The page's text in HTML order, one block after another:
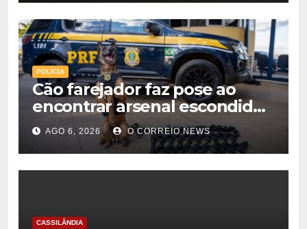
POLÍCIA
Cão farejador faz pose ao
encontrar arsenal escondido
em bagageiro de ônibus
AGO 6, 2026 O CORREIO NEWS
CASSILÂNDIA